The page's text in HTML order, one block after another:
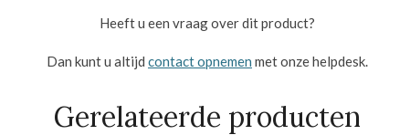
Heeft u een vraag over dit product?
Dan kunt u altijd contact opnemen met onze helpdesk.
Gerelateerde producten